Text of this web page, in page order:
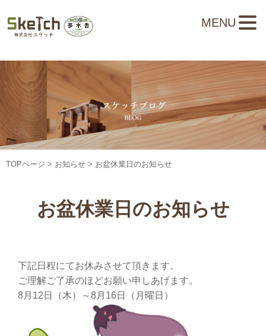
TOPページ > お知らせ > お盆休業日のお知らせ
お盆休業日のお知らせ
下記日程にてお休みさせて頂きます。
ご理解ご了承のほどお願い申しあげます。
8月12日（木）～8月16日（月曜日）
MENU